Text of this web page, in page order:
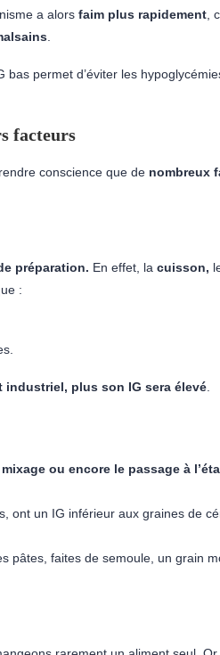
a alors faim plus rapidement ,
permet d’éviter les
facteurs
conscience que de nombreux
préparation. En effet, la cuisson,
:
industriel, plus son IG sera élevé
ou encore le passage à
ont un IG inférieur aux graines de
pâtes, faites de semoule, un grain